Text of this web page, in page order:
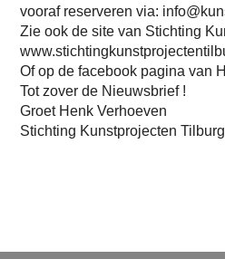
vooraf reserveren via:
Zie ook de site van Stichting
Of op de facebook pagina van
Tot zover de Nieuwsbrief !
Groet Henk Verhoeven
Stichting Kunstprojecten